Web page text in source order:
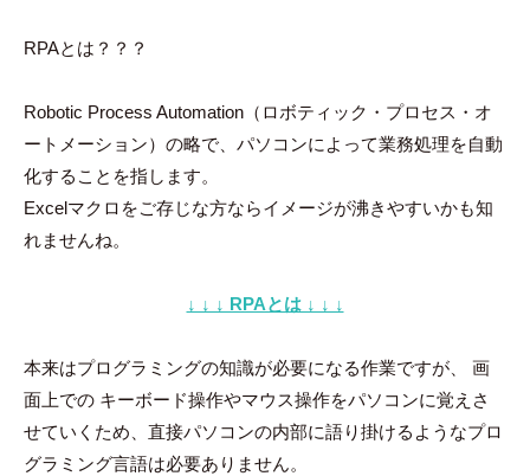
RPAとは？？？
Robotic Process Automation（ロボティック・プロセス・オ
ートメーション）の略で、パソコンによって業務処理を自動
化することを指します。
Excelマクロをご存じな方ならイメージが沸きやすいかも知
れませんね。
↓ ↓ ↓ RPAとは ↓ ↓ ↓
本来はプログラミングの知識が必要になる作業ですが、 画
面上での キーボード操作やマウス操作をパソコンに覚えさ
せていくため、直接パソコンの内部に語り掛けるようなプロ
グラミング言語は必要ありません。